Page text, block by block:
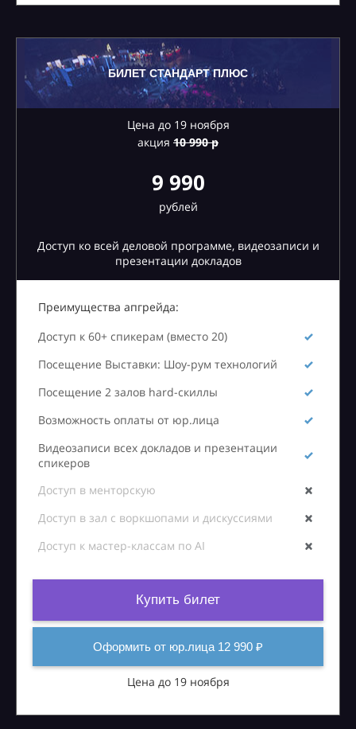
БИЛЕТ СТАНДАРТ ПЛЮС
Цена до 19 ноября
акция 10990 р
9 990
рублей
Доступ ко всей деловой программе, видеозаписи и
презентации докладов
Преимущества апгрейда:
Доступ к 60+ спикерам (вместо 20)
Посещение Выставки: Шоу-рум технологий
Посещение 2 залов hard-скиллы
Возможность оплаты от юр.лица
Видеозаписи всех докладов и презентации
спикеров
Доступ в менторскую
Доступ в зал с воркшопами и дискуссиями
Доступ к мастер-классам по AI
Купить билет
Оформить от юр.лица 12 990 ₽
Цена до 19 ноября